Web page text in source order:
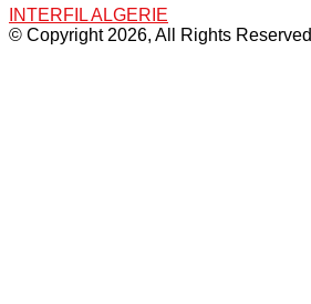
INTERFIL ALGERIE
© Copyright 2026, All Rights Reserved